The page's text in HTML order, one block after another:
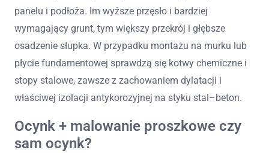
panelu i podłoża. Im wyższe przęsło i bardziej
wymagający grunt, tym większy przekrój i głębsze
osadzenie słupka. W przypadku montażu na murku lub
płycie fundamentowej sprawdzą się kotwy chemiczne i
stopy stalowe, zawsze z zachowaniem dylatacji i
właściwej izolacji antykorozyjnej na styku stal–beton.
Ocynk + malowanie proszkowe czy
sam ocynk?